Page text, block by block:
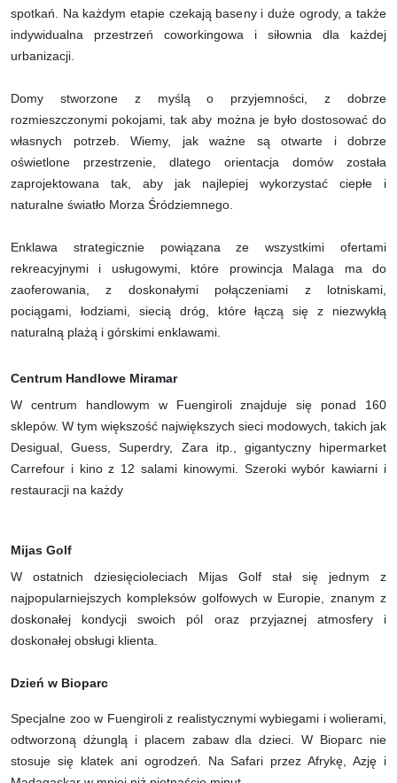
spotkań. Na każdym etapie czekają baseny i duże ogrody, a także
indywidualna przestrzeń coworkingowa i siłownia dla każdej
urbanizacji.
Domy stworzone z myślą o przyjemności, z dobrze
rozmieszczonymi pokojami, tak aby można je było dostosować do
własnych potrzeb. Wiemy, jak ważne są otwarte i dobrze
oświetlone przestrzenie, dlatego orientacja domów została
zaprojektowana tak, aby jak najlepiej wykorzystać ciepłe i
naturalne światło Morza Śródziemnego.
Enklawa strategicznie powiązana ze wszystkimi ofertami
rekreacyjnymi i usługowymi, które prowincja Malaga ma do
zaoferowania, z doskonałymi połączeniami z lotniskami,
pociągami, łodziami, siecią dróg, które łączą się z niezwykłą
naturalną plażą i górskimi enklawami.
Centrum Handlowe Miramar
W centrum handlowym w Fuengiroli znajduje się ponad 160
sklepów. W tym większość największych sieci modowych, takich jak
Desigual, Guess, Superdry, Zara itp., gigantyczny hipermarket
Carrefour i kino z 12 salami kinowymi. Szeroki wybór kawiarni i
restauracji na każdy
Mijas Golf
W ostatnich dziesięcioleciach Mijas Golf stał się jednym z
najpopularniejszych kompleksów golfowych w Europie, znanym z
doskonałej kondycji swoich pól oraz przyjaznej atmosfery i
doskonałej obsługi klienta.
Dzień w Bioparc
Specjalne zoo w Fuengiroli z realistycznymi wybiegami i wolierami,
odtworzoną dżunglą i placem zabaw dla dzieci. W Bioparc nie
stosuje się klatek ani ogrodzeń. Na Safari przez Afrykę, Azję i